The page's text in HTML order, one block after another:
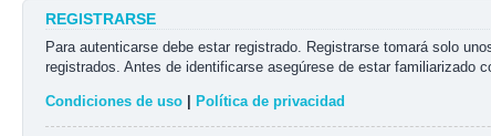
REGISTRARSE
Para autenticarse debe estar registrado. Registrarse tomará solo
registrados. Antes de identificarse asegúrese de estar familiarizado
Condiciones de uso Política de privacidad